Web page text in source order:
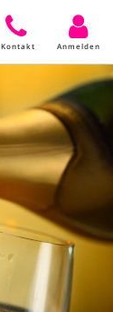
Kontakt Anmelden